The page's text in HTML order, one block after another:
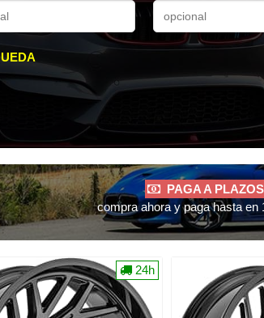
PAGA A PLAZOS
compra ahora y paga hasta en
24h